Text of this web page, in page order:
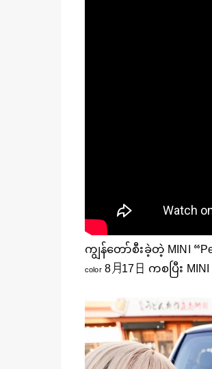
ကျွန်တော်စီးခဲ့တဲ့ MINI
color8月17日 ကစပြီး